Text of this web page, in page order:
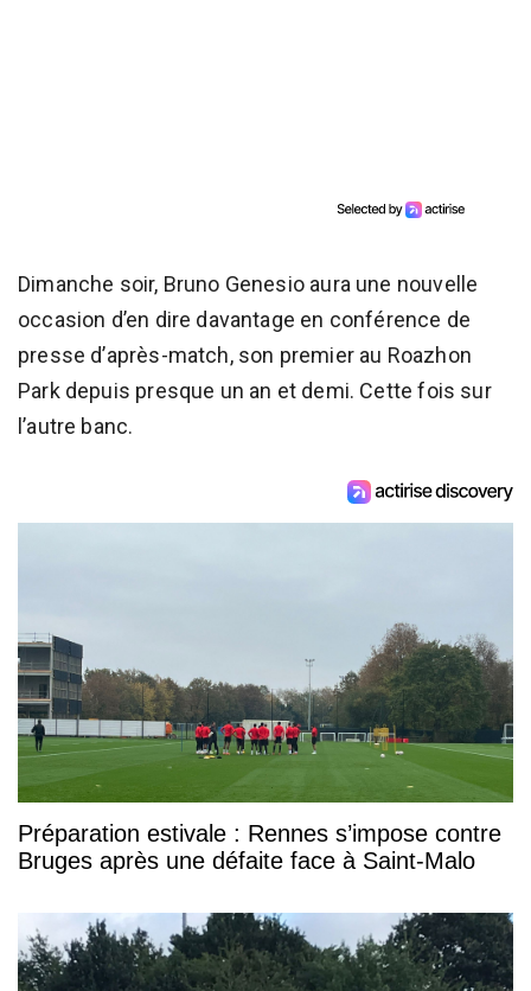
Dimanche soir, Bruno Genesio aura une nouvelle
occasion d’en dire davantage en conférence de
presse d’après-match, son premier au Roazhon
Park depuis presque un an et demi. Cette fois sur
l’autre banc.
Préparation estivale : Rennes s’impose contre
Bruges après une défaite face à Saint-Malo